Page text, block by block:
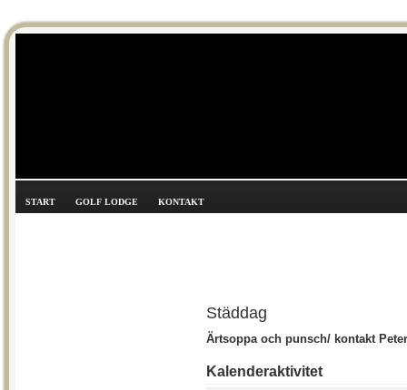
START GOLF LODGE KONTAKT
Städdag
Ärtsoppa och punsch/ kontakt
Kalenderaktivitet